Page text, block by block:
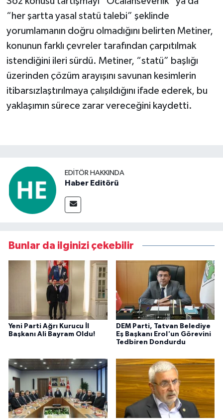
“her şartta yasal statü talebi” şeklinde
yorumlamanın doğru olmadığını belirten Metiner,
konunun farklı çevreler tarafından çarpıtılmak
istendiğini ileri sürdü. Metiner, “statü” başlığı
üzerinden çözüm arayışını savunan kesimlerin
itibarsızlaştırılmaya çalışıldığını ifade ederek, bu
yaklaşımın sürece zarar vereceğini kaydetti.
EDITÖR HAKKINDA
Haber Editörü
Bunlar da ilginizi çekebilir
Yeni Parti Ağrı Kurucu İl
Başkanı Ali Bayram Oldu!
DEM Parti, Tatvan Belediye
Eş Başkanı Erol'un Görevini
Tedbiren Dondurdu